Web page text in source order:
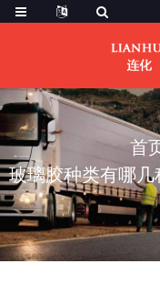
首
玻璃胶种类有哪